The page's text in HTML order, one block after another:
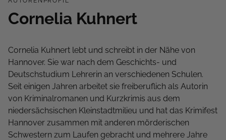
Cornelia Kuhnert
Cornelia Kuhnert lebt und schreibt in der Nähe von
Hannover. Sie war nach dem Geschichts- und
Deutschstudium Lehrerin an verschiedenen Schulen.
Seit einigen Jahren arbeitet sie freiberuflich als Autorin
von Kriminalromanen und Kurzkrimis aus dem
niedersächsischen Kleinstadtmilieu und hat das Krimifest
Hannover zusammen mit anderen mörderischen
Schwestern zum Laufen gebracht und mehrere Jahre